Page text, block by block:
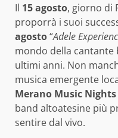
Il 15 agosto, giorno di
proporrà i suoi
agosto“Adele
mondo della cantante
ultimi anni. Non
musica emergente
Merano Music Nights
band altoatesine più
sentire dal vivo.